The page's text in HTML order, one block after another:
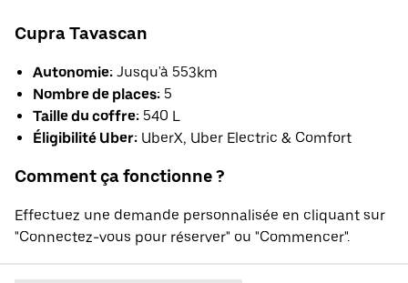
Cupra Tavascan
Autonomie: Jusqu'à 553km
Nombre de places: 5
Taille du coffre: 540 L
Éligibilité Uber: UberX, Uber Electric & Comfort
Comment ça fonctionne ?
Effectuez une demande personnalisée en cliquant sur
"Connectez-vous pour réserver" ou "Commencer".